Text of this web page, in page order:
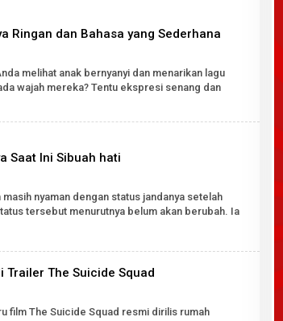
Ringan dan Bahasa yang Sederhana
melihat anak bernyanyi dan menarikan lagu
wajah mereka? Tentu ekspresi senang dan
Saat Ini Sibuah hati
nyaman dengan status jandanya setelah
tersebut menurutnya belum akan berubah. Ia
Trailer The Suicide Squad
film The Suicide Squad resmi dirilis rumah